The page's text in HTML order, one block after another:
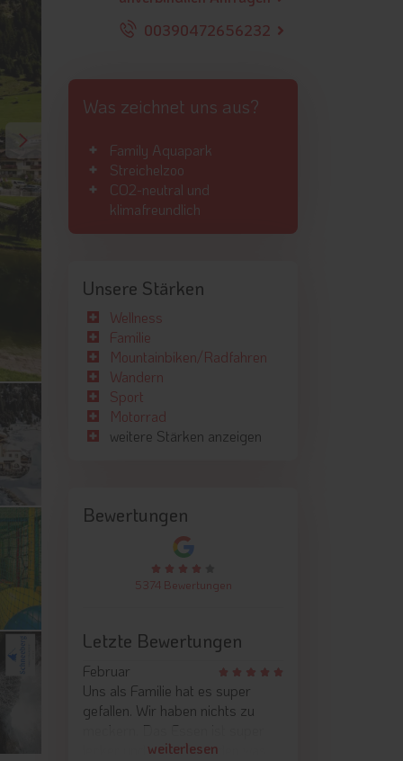
00390472656232
Was zeichnet uns aus?
Family Aquapark
Streichelzoo
CO2-neutral und
klimafreundlich
Unsere Stärken
Wellness
Familie
Mountainbiken/Radfahren
Wandern
Sport
Motorrad
weitere Stärken anzeigen
Bewertungen
5374 Bewertungen
Letzte Bewertungen
Februar
Uns als Familie hat es super
gefallen. Wir haben nichts zu
meckern. Das Essen ist super
lecker und es ist für jeden was
weiterlesen